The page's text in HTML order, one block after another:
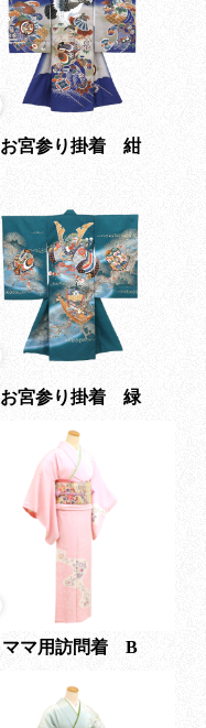
お宮参り掛着 紺
お宮参り掛着 緑
ママ用訪問着 B